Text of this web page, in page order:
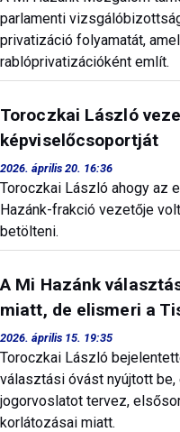
parlamenti
privatizáció folyamatát,
rablóprivatizációként említ.
Toroczkai László
képviselőcsoportját
2026. április 20. 16:36
Toroczkai László ahogy az
Hazánk-frakció vezetője
betölteni.
A Mi Hazánk
miatt, de elismeri a
2026. április 15. 19:35
Toroczkai László
választási óvást nyújtott
jogorvoslatot tervez,
korlátozásai miatt.